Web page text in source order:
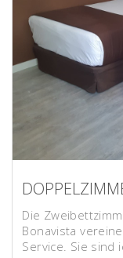
Die
Bonavista
Service. Sie sind